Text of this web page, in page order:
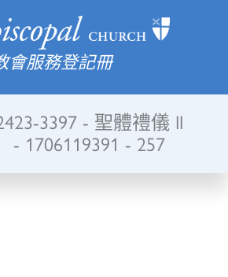
會服務登記冊
3397 - 聖體禮儀 II
- 1706119391 - 257